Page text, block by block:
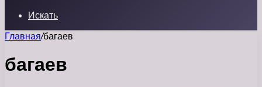
Искать
Главная/багаев
багаев